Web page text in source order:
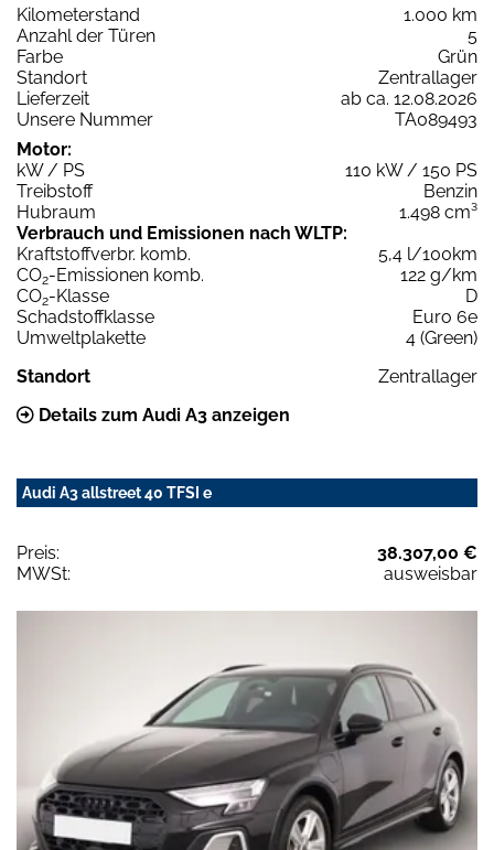
Kilometerstand
1.000 km
Anzahl der Türen
5
Farbe
Grün
Standort
Zentrallager
Lieferzeit
ab ca. 12.08.2026
Unsere Nummer
TA089493
Motor:
kW / PS
110 kW / 150 PS
Treibstoff
Benzin
Hubraum
1.498 cm³
Verbrauch und Emissionen nach WLTP:
Kraftstoffverbr. komb.
5,4 l/100km
CO2-Emissionen komb.
122 g/km
CO2-Klasse
D
Schadstoffklasse
Euro 6e
Umweltplakette
4 (Green)
Standort
Zentrallager
Details zum Audi A3 anzeigen
Audi A3 allstreet 40 TFSI e
Preis:
38.307,00 €
MWSt:
ausweisbar